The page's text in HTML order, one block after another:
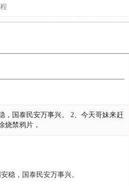
国泰民安万事兴。 2、今天哥妹来赶
烧禁鸦片，
，国泰民安万事兴。